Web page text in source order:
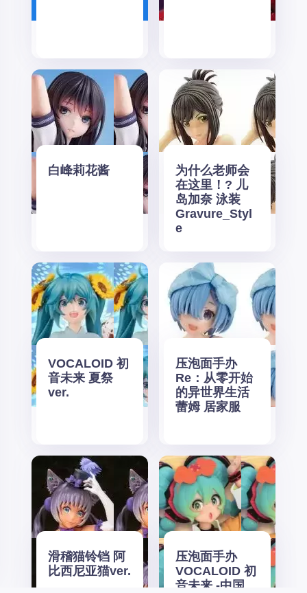
白峰莉花酱
为什么老师会
在这里！? 儿
岛加奈 泳装
Gravure_Styl
e
VOCALOID 初
音未来 夏祭
ver.
压泡面手办
Re：从零开始
的异世界生活
蕾姆 居家服
滑稽猫铃铛 阿
比西尼亚猫ver.
压泡面手办
VOCALOID 初
音未来 -中国